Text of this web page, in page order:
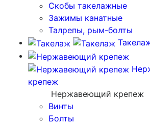
Скобы такелажные
Зажимы канатные
Талрепы, рым-болты
крепеж
Нержавеющий крепеж
Винты
Болты